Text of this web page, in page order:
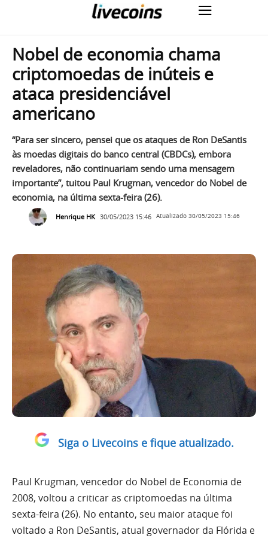
Nobel de economia chama
criptomoedas de inúteis e
ataca presidenciável
americano
“Para ser sincero, pensei que os ataques de Ron DeSantis
às moedas digitais do banco central (CBDCs), embora
reveladores, não continuariam sendo uma mensagem
importante”, tuitou Paul Krugman, vencedor do Nobel de
economia, na última sexta-feira (26).
Henrique HK 30/05/2023 15:46 Atualizado 30/05/2023 15:46
Siga o Livecoins e fique atualizado.
Paul Krugman, vencedor do Nobel de Economia de
2008, voltou a criticar as criptomoedas na última
sexta-feira (26). No entanto, seu maior ataque foi
voltado a Ron DeSantis, atual governador da Flórida e